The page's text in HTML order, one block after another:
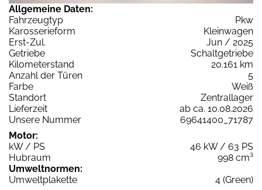
Allgemeine Daten:
Fahrzeugtyp
Pkw
Karosserieform
Kleinwagen
Erst-Zul.
Jun / 2025
Getriebe
Schaltgetriebe
Kilometerstand
20.161 km
Anzahl der Türen
5
Farbe
Weiß
Standort
Zentrallager
Lieferzeit
ab ca. 10.08.2026
Unsere Nummer
69641400_71787
Motor:
kW / PS
46 kW / 63 PS
Hubraum
998 cm³
Umweltnormen:
Umweltplakette
4 (Green)